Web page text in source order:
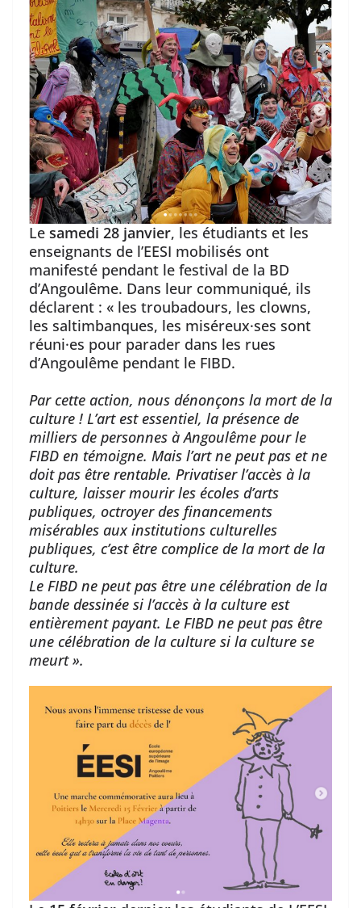
Le samedi 28 janvier, les étudiants et les
enseignants de l’EESI mobilisés ont
manifesté pendant le festival de la BD
d’Angoulême. Dans leur communiqué, ils
déclarent : « les troubadours, les clowns,
les saltimbanques, les miséreux·ses sont
réuni·es pour parader dans les rues
d’Angoulême pendant le FIBD.
Par cette action, nous dénonçons la mort de la
culture ! L’art est essentiel, la présence de
milliers de personnes à Angoulême pour le
FIBD en témoigne. Mais l’art ne peut pas et ne
doit pas être rentable. Privatiser l’accès à la
culture, laisser mourir les écoles d’arts
publiques, octroyer des financements
misérables aux institutions culturelles
publiques, c’est être complice de la mort de la
culture.
Le FIBD ne peut pas être une célébration de la
bande dessinée si l’accès à la culture est
entièrement payant. Le FIBD ne peut pas être
une célébration de la culture si la culture se
meurt ».